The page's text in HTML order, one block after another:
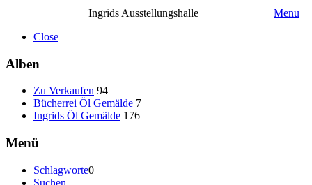
Ingrids Ausstellungshalle
Menu
Close
Alben
Zu Verkaufen 94
Bücherrei Öl Gemälde 7
Ingrids Öl Gemälde 176
Menü
Schlagworte0
Suchen